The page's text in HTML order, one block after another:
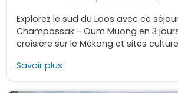
Explorez le sud du Laos avec ce
Champassak - Oum Muong en 3
croisière sur le Mékong et sites
Savoir plus